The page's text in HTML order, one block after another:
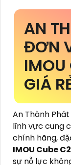
AN
ĐƠN
IMOU
GIÁ
An Thành
lĩnh vực cung
chính hãng,
IMOU Cube
sự nỗ lực